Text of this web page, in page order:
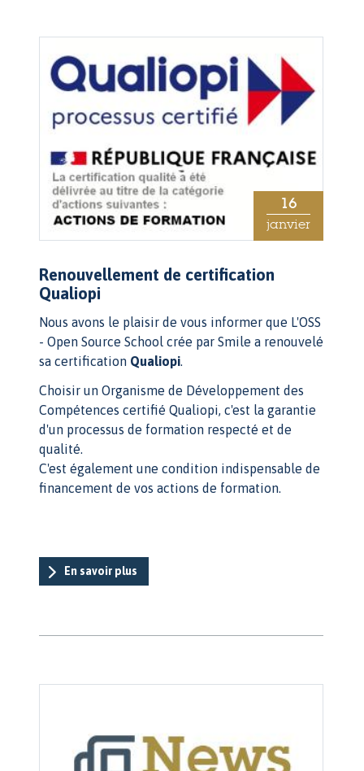
16
janvier
Renouvellement de certification
Qualiopi
Nous avons le plaisir de vous informer que L'OSS
- Open Source School crée par Smile a renouvelé
sa certification Qualiopi.
Choisir un Organisme de Développement des
Compétences certifié Qualiopi, c'est la garantie
d'un processus de formation respecté et de
qualité.
C'est également une condition indispensable de
financement de vos actions de formation.
En savoir plus